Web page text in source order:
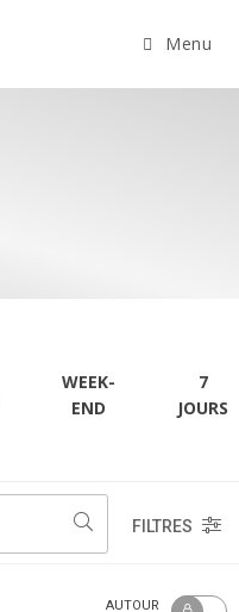
Menu
WEEK-
END
7
JOURS
FILTRES
AUTOUR